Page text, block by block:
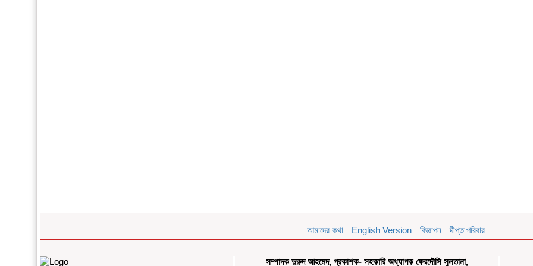
আমাদের কথা English Version বিজ্ঞাপন দীপ্ত পরিবার
সম্পাদক দুরুদ আহমেদ, প্রকাশক- সহকারি অধ্যাপক ফেরদৌসি সুলতানা,